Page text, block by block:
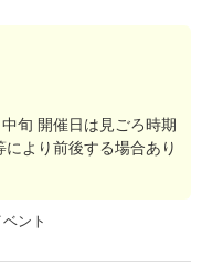
旬 開催日は見ごろ時期
より前後する場合あり
ント